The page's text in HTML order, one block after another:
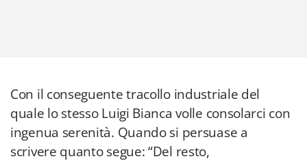
Con il conseguente tracollo industriale del
quale lo stesso Luigi Bianca volle consolarci con
ingenua serenità. Quando si persuase a
scrivere quanto segue: “Del resto,